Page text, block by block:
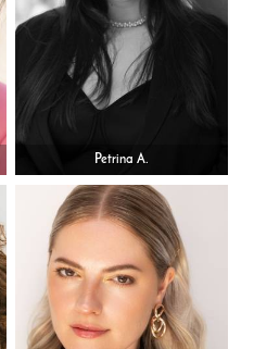
Petrina A.